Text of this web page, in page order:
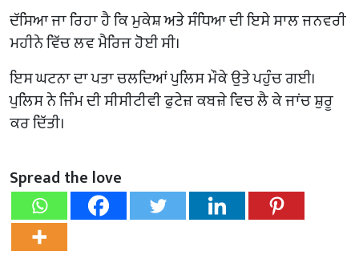
ਦੱਸਿਆ ਜਾ ਰਿਹਾ ਹੈ ਕਿ ਮੁਕੇਸ਼ ਅਤੇ ਸੰਧਿਆ ਦੀ ਇਸੇ ਸਾਲ ਜਨਵਰੀ
ਮਹੀਨੇ ਵਿੱਚ ਲਵ ਮੈਰਿਜ ਹੋਈ ਸੀ।
ਇਸ ਘਟਨਾ ਦਾ ਪਤਾ ਚਲਦਿਆਂ ਪੁਲਿਸ ਮੌਕੇ ਉਤੇ ਪਹੁੰਚ ਗਈ।
ਪੁਲਿਸ ਨੇ ਜਿੰਮ ਦੀ ਸੀਸੀਟੀਵੀ ਫੁਟੇਜ਼ ਕਬਜ਼ੇ ਵਿਚ ਲੈ ਕੇ ਜਾਂਚ ਸ਼ੁਰੂ
ਕਰ ਦਿੱਤੀ।
Spread the love